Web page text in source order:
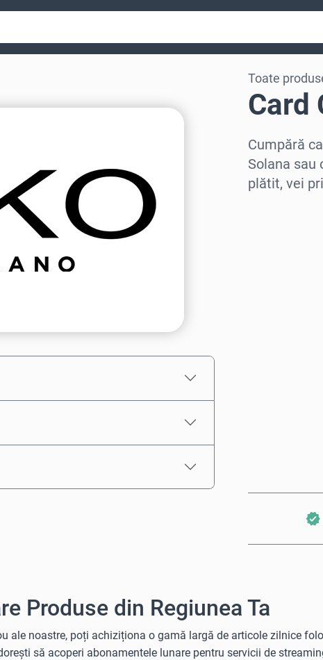
Toate
Card
Cumpără
Solana sau
plătit, vei
Produse din Regiunea Ta
ale noastre, poți achiziționa o gamă largă de articole zilnice
să acoperi abonamentele lunare pentru servicii de